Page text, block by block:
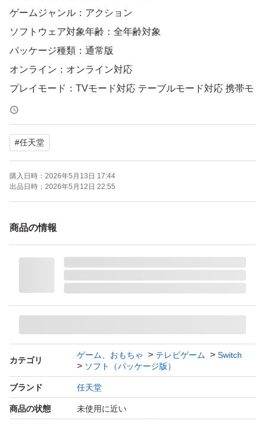
ゲームジャンル：アクション
ソフトウェア対象年齢：全年齢対象
パッケージ種類：通常版
オンライン：オンライン対応
プレイモード：TVモード対応 テーブルモード対応 携帯モ
ード対応
携帯モードプレイ人数：1 人
#任天堂
購入日時： 2026年5月13日 17:44
出品日時： 2026年5月12日 22:55
商品の情報
カテゴリ
ゲーム、おもちゃ テレビゲーム
Switch
ソフト（パッケージ版）
ブランド 任天堂
商品の状態 未使用に近い